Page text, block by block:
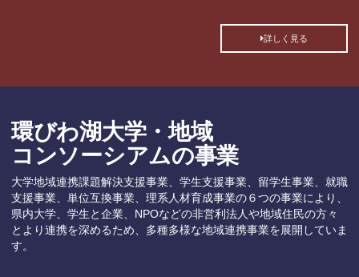
詳しく見る
環びわ湖大学・地域
コンソーシアムの事業
大学地域連携課題解決支援事業、学生支援事業、留学生事業、就職
支援事業、単位互換事業、理系人材育成事業の６つの事業により、
県内大学、学生と企業、NPOなどの非営利法人や地域住民の方々
とより連携を深めるため、多種多様な地域連携事業を展開していま
す。